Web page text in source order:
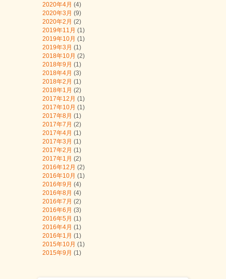
2020年4月 (4)
2020年3月 (9)
2020年2月 (2)
2019年11月 (1)
2019年10月 (1)
2019年3月 (1)
2018年10月 (2)
2018年9月 (1)
2018年4月 (3)
2018年2月 (1)
2018年1月 (2)
2017年12月 (1)
2017年10月 (1)
2017年8月 (1)
2017年7月 (2)
2017年4月 (1)
2017年3月 (1)
2017年2月 (1)
2017年1月 (2)
2016年12月 (2)
2016年10月 (1)
2016年9月 (4)
2016年8月 (4)
2016年7月 (2)
2016年6月 (3)
2016年5月 (1)
2016年4月 (1)
2016年1月 (1)
2015年10月 (1)
2015年9月 (1)